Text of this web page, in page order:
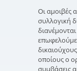
Οι αμοιβές
συλλογική
οποίους ο
συμβάσεις